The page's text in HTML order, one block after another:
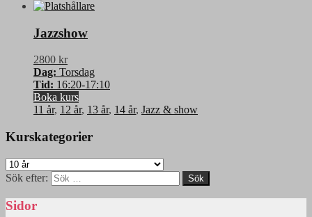
Jazzshow
2800 kr
Dag: Torsdag
Tid: 16:20-17:10
Boka kurs
11 år, 12 år, 13 år, 14 år, Jazz & show
Kurskategorier
Sök efter:
Sidor